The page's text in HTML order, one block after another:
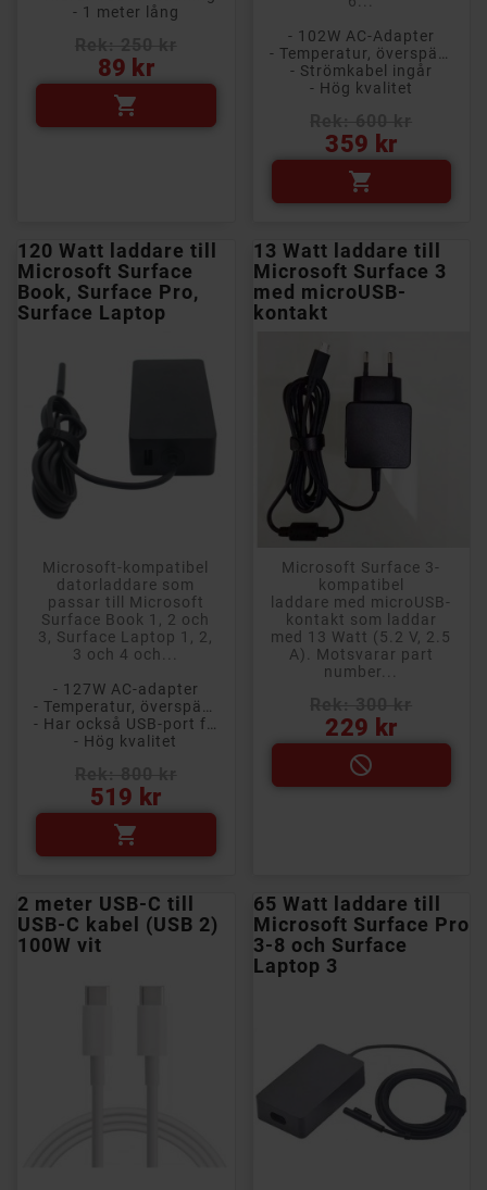
- 1 meter lång
89 kr

- 102W AC-Adapter
- Strömkabel ingår
- Hög kvalitet
359 kr

120 Watt laddare till
Microsoft Surface
Book, Surface Pro,
Surface Laptop
Microsoft-kompatibel
datorladdare som
passar till Microsoft
Surface Book 1, 2 och
3, Surface Laptop 1, 2,
3 och 4 och...
- 127W AC-adapter
- Temperatur, överspänning och kortslutningsskydd
- Har också USB-port för laddning
- Hög kvalitet
519 kr

13 Watt laddare till
Microsoft Surface 3
med microUSB-
kontakt
Microsoft Surface 3-
kompatibel
laddare med microUSB-
kontakt som laddar
med 13 Watt (5.2 V, 2.5
A). Motsvarar part
number...
229 kr

2 meter USB-C till
USB-C kabel (USB 2)
100W vit
65 Watt laddare till
Microsoft Surface Pro
3-8 och Surface
Laptop 3